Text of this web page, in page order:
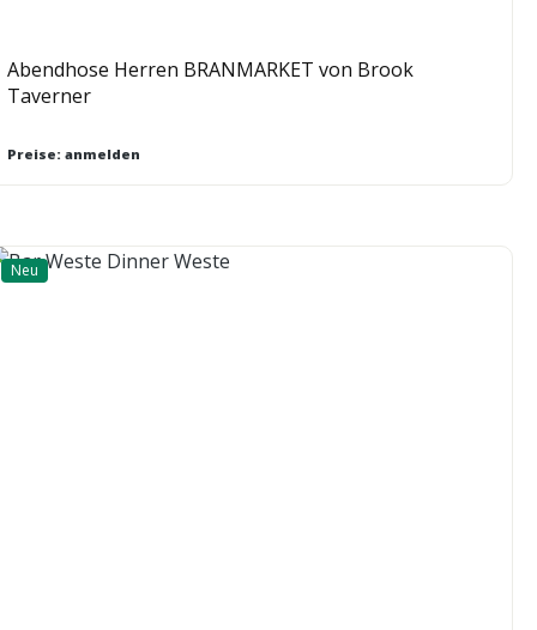
Abendhose Herren BRANMARKET von Brook
Taverner
Preise: anmelden
Neu